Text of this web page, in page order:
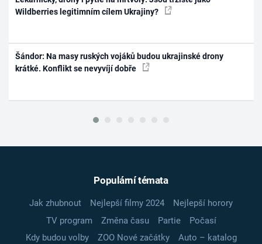
Wildberries legitimním cílem Ukrajiny?
Šándor: Na masy ruských vojáků budou ukrajinské drony
krátké. Konflikt se nevyvíjí dobře
Populární témata
Jak zhubnout Nejlepší filmy 2024
Nejlepší horory
TV program
Změna času Partie
Počasí
Kdy budou volby
ZOO Nové začátky
Auto – katalog